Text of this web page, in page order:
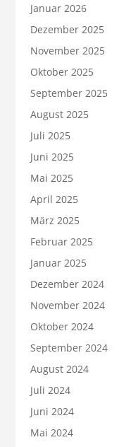
Januar 2026
Dezember 2025
November 2025
Oktober 2025
September 2025
August 2025
Juli 2025
Juni 2025
Mai 2025
April 2025
März 2025
Februar 2025
Januar 2025
Dezember 2024
November 2024
Oktober 2024
September 2024
August 2024
Juli 2024
Juni 2024
Mai 2024